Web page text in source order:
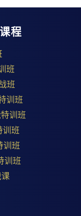
程
班
班
训班
训班
训班
训班
训班